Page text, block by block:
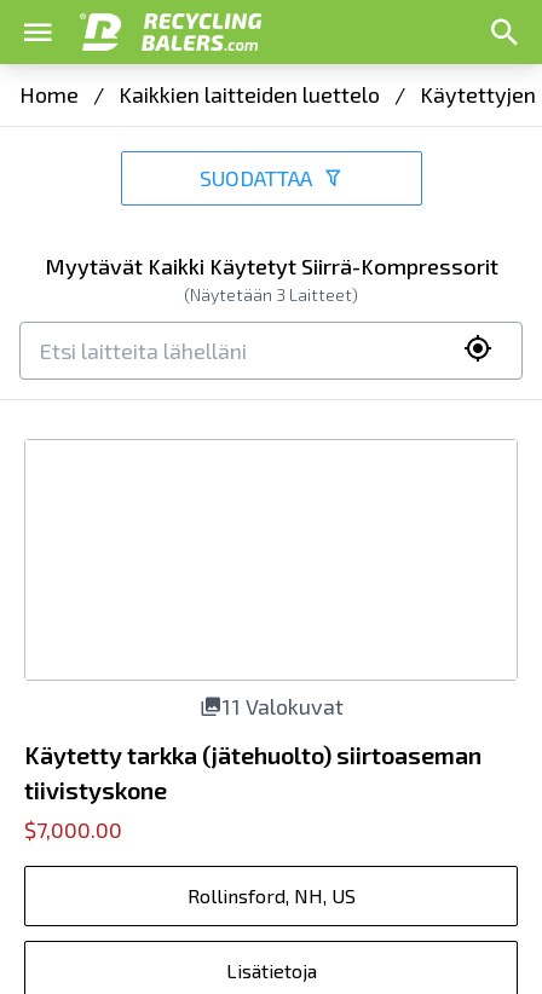
Home / Kaikkien laitteiden luettelo /
SUODATTAA
Myytävät Kaikki Käytetyt Siirrä-Kompressorit
(Näytetään 3 Laitteet)
11 Valokuvat
Käytetty tarkka (jätehuolto) siirtoaseman
tiivistyskone
$7,000.00
Rollinsford, NH, US
Lisätietoja